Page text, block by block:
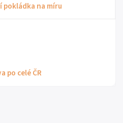
pokládka na míru
po celé ČR